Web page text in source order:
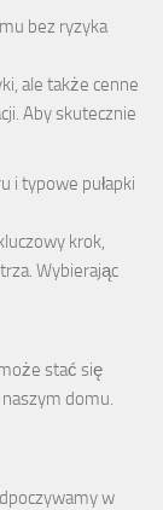
bez ryzyka
ale także cenne
Aby skutecznie
i typowe pułapki
krok,
Wybierając
stać się
domu.
w